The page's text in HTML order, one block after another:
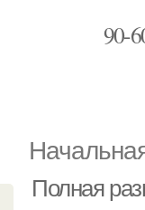
90-
Полная